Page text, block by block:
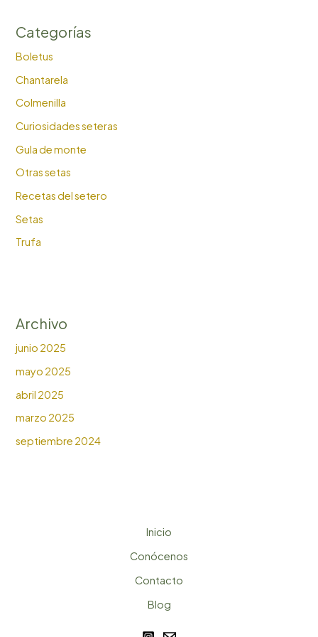
Categorías
Boletus
Chantarela
Colmenilla
Curiosidades seteras
Gula de monte
Otras setas
Recetas del setero
Setas
Trufa
Archivo
junio 2025
mayo 2025
abril 2025
marzo 2025
septiembre 2024
Inicio
Conócenos
Contacto
Blog